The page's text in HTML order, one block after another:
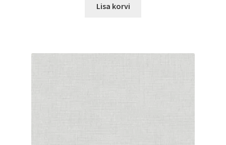
Lisa korvi